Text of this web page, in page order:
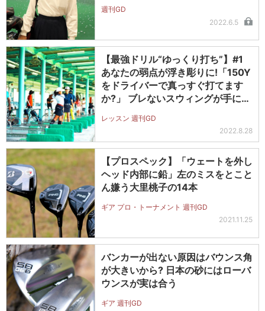
週刊GD
2022.6.5
【最強ドリル“ゆっくり打ち”】#1
あなたの弱点が浮き彫りに!「150Y
をドライバーで真っすぐ打てます
か?」 ブレないスウィングが手に入
レッスン 週刊GD
2022.8.28
【プロスペック】「ウェートを外し
ヘッド内部に鉛」左のミスをとこと
ん嫌う大里桃子の14本
ギア プロ・トーナメント 週刊GD
2021.11.25
バンカーが出ない原因はバウンス角
が大きいから? 日本の砂にはローバ
ウンスが実は合う
ギア 週刊GD